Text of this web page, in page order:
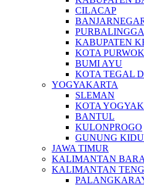
CILACAP
PURBALINGGA
KABUPATEN
KOTA
BUMI AYU
KOTA TEGAL
YOGYAKARTA
SLEMAN
KOTA
BANTUL
KULONPROGO
GUNUNG
JAWA TIMUR
KALIMANTAN
KALIMANTAN